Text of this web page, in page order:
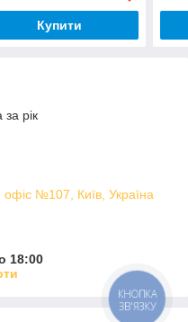
Купити
рік
офіс №107, Київ, Україна
18:00
КНОПКА
ЗВ'ЯЗКУ